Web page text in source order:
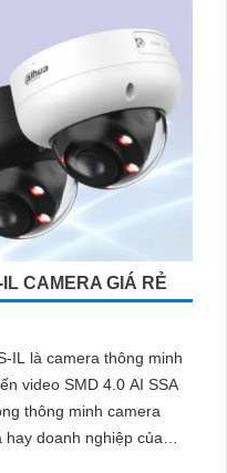
CAMERA GIÁ RẺ
IL là camera thông minh
video SMD 4.0 AI SSA
thông minh camera
doanh nghiệp của